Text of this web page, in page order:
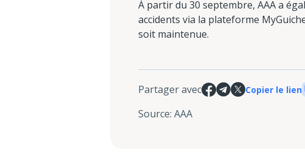
À partir du 30 septembre, AAA a
accidents via la plateforme
soit maintenue.
Partager avec Copier le lien
Source: AAA